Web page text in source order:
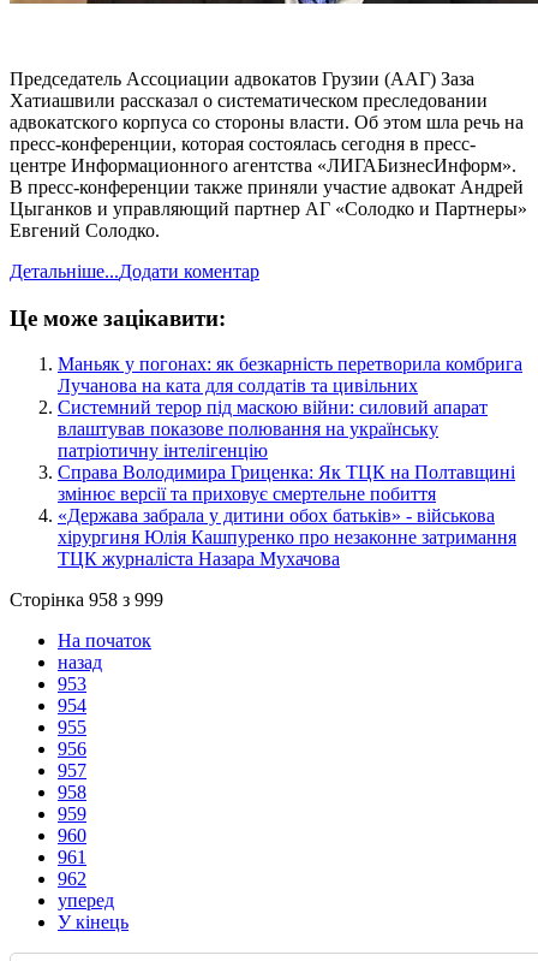
Председатель Ассоциации адвокатов Грузии (ААГ) Заза
Хатиашвили рассказал о систематическом преследовании
адвокатского корпуса со стороны власти. Об этом шла речь на
пресс-конференции, которая состоялась сегодня в пресс-
центре Информационного агентства «ЛИГАБизнесИнформ».
В пресс-конференции также приняли участие адвокат Андрей
Цыганков и управляющий партнер АГ «Солодко и Партнеры»
Евгений Солодко.
Детальніше...Додати коментар
Це може зацікавити:
​Маньяк у погонах: як безкарність перетворила комбрига
Лучанова на ката для солдатів та цивільних
​Системний терор під маскою війни: силовий апарат
влаштував показове полювання на українську
патріотичну інтелігенцію
​Справа Володимира Гриценка: Як ТЦК на Полтавщині
змінює версії та приховує смертельне побиття
​«Держава забрала у дитини обох батьків» - військова
хірургиня Юлія Кашпуренко про незаконне затримання
ТЦК журналіста Назара Мухачова
Сторінка 958 з 999
На початок
назад
953
954
955
956
957
958
959
960
961
962
уперед
У кінець